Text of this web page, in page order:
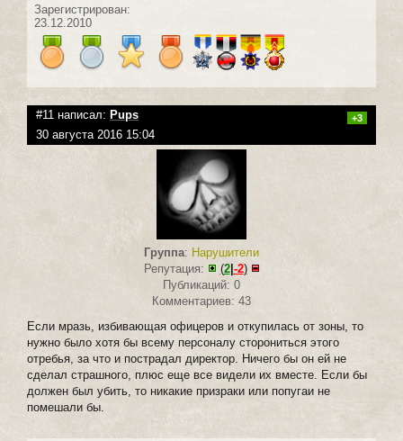
Зарегистрирован:
23.12.2010
#11 написал: Pups +3
30 августа 2016 15:04
Группа: Нарушители
Репутация:
(2|-2)
Публикаций: 0
Комментариев: 43
Если мразь, избивающая офицеров и откупилась от зоны, то
нужно было хотя бы всему персоналу сторониться этого
отребья, за что и пострадал директор. Ничего бы он ей не
сделал страшного, плюс еще все видели их вместе. Если бы
должен был убить, то никакие призраки или попугаи не
помешали бы.